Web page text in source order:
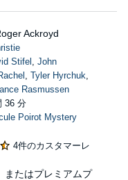
Ackroyd
Stifel , John
, Tyler Hyrchuk,
Rasmussen
36 分
Poirot Mystery
4件のカスタマーレ
またはプレミアムプ